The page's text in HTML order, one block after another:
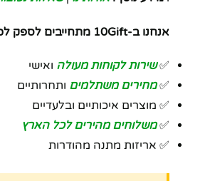
אנחנו ב-10Gift מתחייבים לספק לכם:
✅שירות לקוחות מעולה ואישי
✅מחירים משתלמים ותחרותיים
✅ מוצרים איכותיים ובלעדיים
✅משלוחים מהירים לכל הארץ
✅ אריזות מתנה מהודרות